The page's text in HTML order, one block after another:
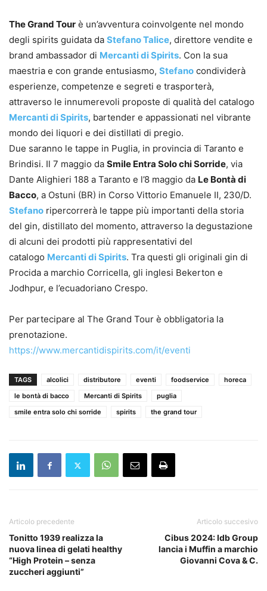
The Grand Tour è un’avventura coinvolgente nel mondo
degli spirits guidata da Stefano Talice, direttore vendite e
brand ambassador di Mercanti di Spirits. Con la sua
maestria e con grande entusiasmo, Stefano condividerà
esperienze, competenze e segreti e trasporterà,
attraverso le innumerevoli proposte di qualità del catalogo
Mercanti di Spirits, bartender e appassionati nel vibrante
mondo dei liquori e dei distillati di pregio.
Due saranno le tappe in Puglia, in provincia di Taranto e
Brindisi. Il 7 maggio da Smile Entra Solo chi Sorride, via
Dante Alighieri 188 a Taranto e l’8 maggio da Le Bontà di
Bacco, a Ostuni (BR) in Corso Vittorio Emanuele II, 230/D.
Stefano ripercorrerà le tappe più importanti della storia
del gin, distillato del momento, attraverso la degustazione
di alcuni dei prodotti più rappresentativi del
catalogo Mercanti di Spirits. Tra questi gli originali gin di
Procida a marchio Corricella, gli inglesi Bekerton e
Jodhpur, e l’ecuadoriano Crespo.
Per partecipare al The Grand Tour è obbligatoria la
prenotazione.
https://www.mercantidispirits.com/it/eventi
TAGS alcolici distributore eventi foodservice
horeca
le bontà di bacco
Mercanti di Spirits
puglia
smile entra solo chi sorride
spirits the grand tour
Articolo precedente
Tonitto 1939 realizza la
nuova linea di gelati healthy
“High Protein – senza
zuccheri aggiunti”
Articolo succesivo
Cibus 2024: Idb Group
lancia i Muffin a marchio
Giovanni Cova & C.